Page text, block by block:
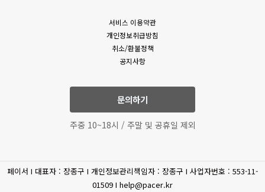
서비스 이용약관
개인정보취급방침
취소/환불정책
공지사항
문의하기
주중 10~18시 / 주말 및 공휴일 제외
페이서 I 대표자 : 장종구 I 개인정보관리책임자 : 장종구 I 사업자번호 : 553-11-
01509 I help@pacer.kr